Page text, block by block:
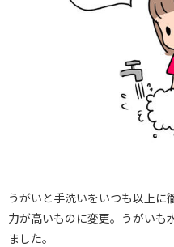
うがいと手洗いをいつも以上に
力が高いものに変更。うがいも
ました。